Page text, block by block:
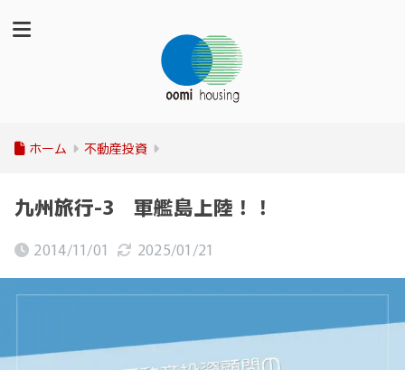
ホーム 不動産投資
九州旅行-3 軍艦島上陸！！
2014/11/01 2025/01/21